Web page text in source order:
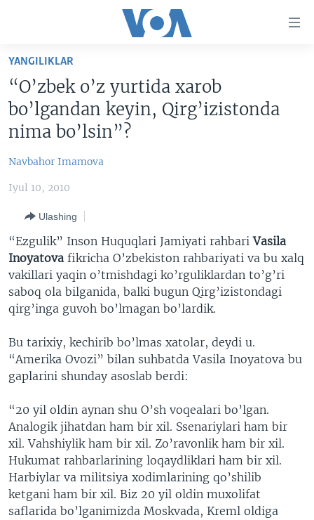
Boshiga
qayting
Qidiruvga
o'ting
AMERIKA
MARKAZIY OSIYO
AMERIKA MANZARALARI
XALQARO HAYOT
VASHINGTON CHOYXONASI
MOBIL-SALOM!
XABARLAR SURATLARDA
IJTIMOIY TARMOQLAR
FACEBOOK
YOUTUBE
INSTAGRAM
TELEGRAM
TWITTER
SOUNDCLOUD
INGLIZ TILI DARSLARI
EDITORIAL
Learning English
VOA
YANGILIKLAR
“O’zbek o’z yurtida xarob
bo’lgandan keyin, Qirg’izistonda
nima bo’lsin”?
Navbahor Imamova
Iyul 10, 2010
Ulashing
“Ezgulik” Inson Huquqlari Jamiyati rahbariVasila
Inoyatova fikricha O’zbekiston rahbariyati va bu xalq
vakillari yaqin o’tmishdagi ko’rguliklardan to’g’ri
saboq ola bilganida, balki bugun Qirg’izistondagi
qirg’inga guvoh bo’lmagan bo’lardik.
Bu tarixiy, kechirib bo’lmas xatolar, deydi u.
“Amerika Ovozi” bilan suhbatda Vasila Inoyatova bu
gaplarini shunday asoslab berdi:
“20 yil oldin aynan shu O’sh voqealari bo’lgan.
Analogik jihatdan ham bir xil. Ssenariylari ham bir
xil. Vahshiylik ham bir xil. Zo’ravonlik ham bir xil.
Hukumat rahbarlarining loqaydliklari ham bir xil.
Harbiylar va militsiya xodimlarining qo’shilib
ketgani ham bir xil. Biz 20 yil oldin muxolifat
saflarida bo’lganimizda Moskvada, Kreml oldiga